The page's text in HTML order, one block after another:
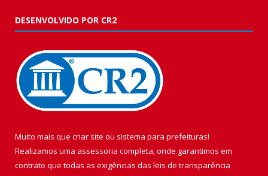
DESENVOLVIDO POR CR2
Muito mais que criar site ou sistema para prefeituras!
Realizamos uma assessoria completa, onde garantimos em
contrato que todas as exigências das leis de transparência